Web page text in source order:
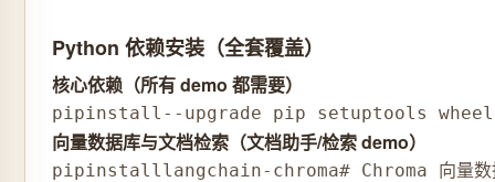
Python 依赖安装（全套覆盖）
核心依赖（所有 demo 都需要）
pipinstall --upgrade pip setuptools
向量数据库与文档检索（文档助手/检索 demo）
pipinstalllangchain-chroma# Chroma 向量数